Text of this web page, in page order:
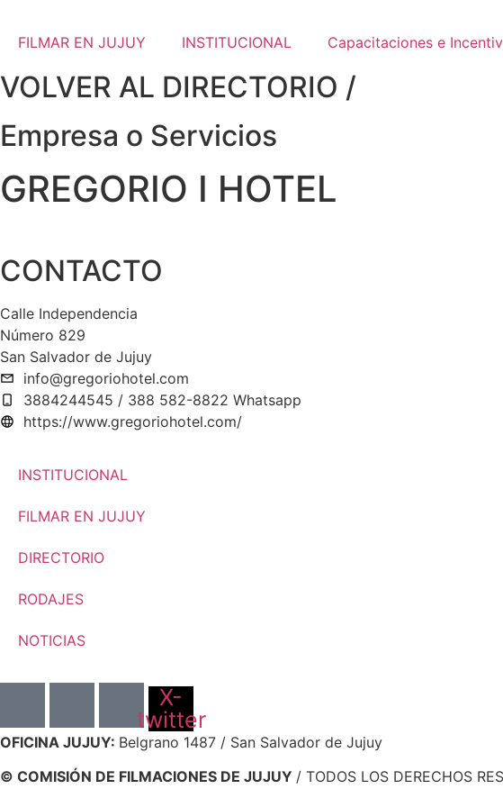
contenido
FILMAR EN JUJUY INSTITUCIONAL Capacitaciones e
VOLVER AL DIRECTORIO /
Empresa o Servicios
GREGORIO I HOTEL
CONTACTO
Calle Independencia
Número 829
San Salvador de Jujuy
info@gregoriohotel.com
3884244545 / 388 582-8822 Whatsapp
https://www.gregoriohotel.com/
INSTITUCIONAL
FILMAR EN JUJUY
DIRECTORIO
RODAJES
NOTICIAS
X-
twitter
OFICINA JUJUY: Belgrano 1487 / San Salvador de Jujuy
© COMISIÓN DE FILMACIONES DE JUJUY / TODOS LOS DERECHOS